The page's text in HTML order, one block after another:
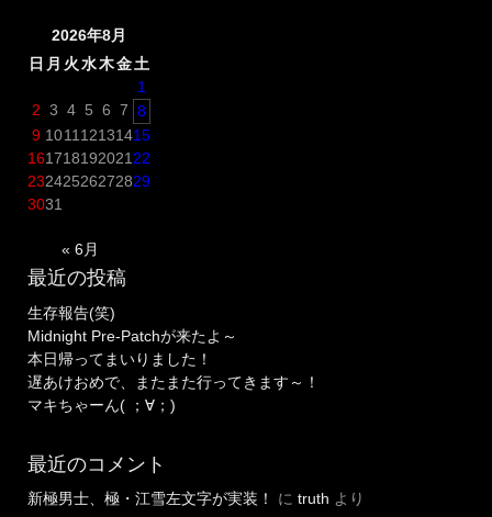
法
【Minecraft】”
2026年8月
日 月 火水木金土
1
2 3 4 5 6 7 8
9 1011 12131415
161718192021 22
23242526272829
3031
« 6月
最近の投稿
生存報告(笑)
Midnight Pre-Patchが来たよ～
本日帰ってまいりました！
遅あけおめで、またまた行ってきます～！
マキちゃーん( ；∀；)
最近のコメント
新極男士、極・江雪左文字が実装！ に truth より